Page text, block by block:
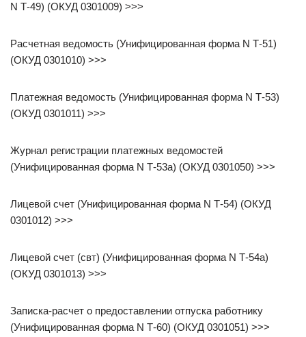
N Т-49) (ОКУД 0301009) >>>
Расчетная ведомость (Унифицированная форма N Т-51)
(ОКУД 0301010) >>>
Платежная ведомость (Унифицированная форма N Т-53)
(ОКУД 0301011) >>>
Журнал регистрации платежных ведомостей
(Унифицированная форма N Т-53а) (ОКУД 0301050) >>>
Лицевой счет (Унифицированная форма N Т-54) (ОКУД
0301012) >>>
Лицевой счет (свт) (Унифицированная форма N Т-54а)
(ОКУД 0301013) >>>
Записка-расчет о предоставлении отпуска работнику
(Унифицированная форма N Т-60) (ОКУД 0301051) >>>